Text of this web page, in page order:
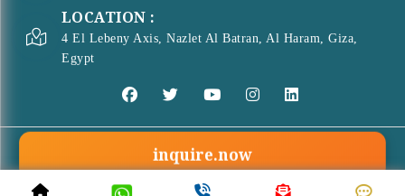
LOCATION :
4 El Lebeny Axis, Nazlet Al Batran, Al Haram, Giza,
Egypt
inquire.now